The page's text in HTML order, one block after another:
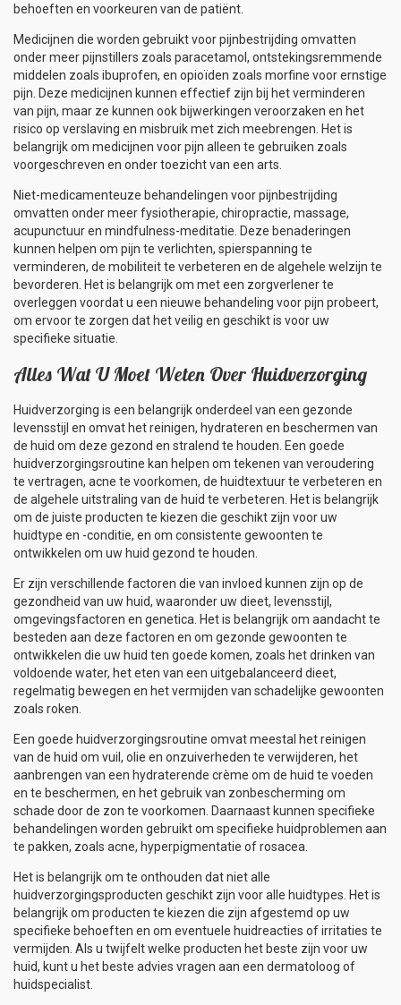
behoeften en voorkeuren van de patiënt.
Medicijnen die worden gebruikt voor pijnbestrijding omvatten
onder meer pijnstillers zoals paracetamol, ontstekingsremmende
middelen zoals ibuprofen, en opioïden zoals morfine voor ernstige
pijn. Deze medicijnen kunnen effectief zijn bij het verminderen
van pijn, maar ze kunnen ook bijwerkingen veroorzaken en het
risico op verslaving en misbruik met zich meebrengen. Het is
belangrijk om medicijnen voor pijn alleen te gebruiken zoals
voorgeschreven en onder toezicht van een arts.
Niet-medicamenteuze behandelingen voor pijnbestrijding
omvatten onder meer fysiotherapie, chiropractie, massage,
acupunctuur en mindfulness-meditatie. Deze benaderingen
kunnen helpen om pijn te verlichten, spierspanning te
verminderen, de mobiliteit te verbeteren en de algehele welzijn te
bevorderen. Het is belangrijk om met een zorgverlener te
overleggen voordat u een nieuwe behandeling voor pijn probeert,
om ervoor te zorgen dat het veilig en geschikt is voor uw
specifieke situatie.
Alles Wat U Moet Weten Over Huidverzorging
Huidverzorging is een belangrijk onderdeel van een gezonde
levensstijl en omvat het reinigen, hydrateren en beschermen van
de huid om deze gezond en stralend te houden. Een goede
huidverzorgingsroutine kan helpen om tekenen van veroudering
te vertragen, acne te voorkomen, de huidtextuur te verbeteren en
de algehele uitstraling van de huid te verbeteren. Het is belangrijk
om de juiste producten te kiezen die geschikt zijn voor uw
huidtype en -conditie, en om consistente gewoonten te
ontwikkelen om uw huid gezond te houden.
Er zijn verschillende factoren die van invloed kunnen zijn op de
gezondheid van uw huid, waaronder uw dieet, levensstijl,
omgevingsfactoren en genetica. Het is belangrijk om aandacht te
besteden aan deze factoren en om gezonde gewoonten te
ontwikkelen die uw huid ten goede komen, zoals het drinken van
voldoende water, het eten van een uitgebalanceerd dieet,
regelmatig bewegen en het vermijden van schadelijke gewoonten
zoals roken.
Een goede huidverzorgingsroutine omvat meestal het reinigen
van de huid om vuil, olie en onzuiverheden te verwijderen, het
aanbrengen van een hydraterende crème om de huid te voeden
en te beschermen, en het gebruik van zonbescherming om
schade door de zon te voorkomen. Daarnaast kunnen specifieke
behandelingen worden gebruikt om specifieke huidproblemen aan
te pakken, zoals acne, hyperpigmentatie of rosacea.
Het is belangrijk om te onthouden dat niet alle
huidverzorgingsproducten geschikt zijn voor alle huidtypes. Het is
belangrijk om producten te kiezen die zijn afgestemd op uw
specifieke behoeften en om eventuele huidreacties of irritaties te
vermijden. Als u twijfelt welke producten het beste zijn voor uw
huid, kunt u het beste advies vragen aan een dermatoloog of
huidspecialist.